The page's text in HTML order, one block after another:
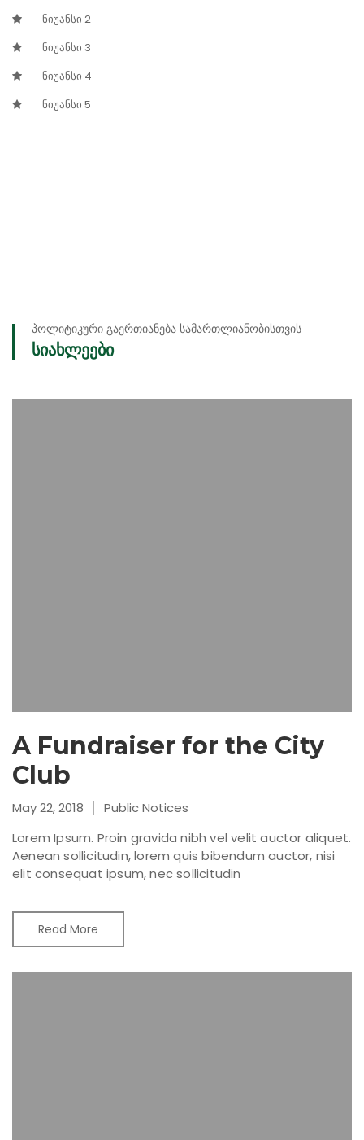
ნიუანსი 2
ნიუანსი 3
ნიუანსი 4
ნიუანსი 5
პოლიტიკური გაერთიანება სამართლიანობისთვის
სიახლეები
A Fundraiser for the City
Club
May 22, 2018
Public Notices
Lorem Ipsum. Proin gravida nibh vel velit auctor aliquet.
Aenean sollicitudin, lorem quis bibendum auctor, nisi
elit consequat ipsum, nec sollicitudin
Read More